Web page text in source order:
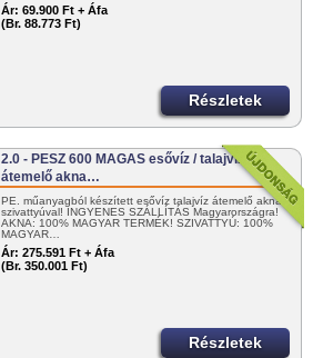
Ár: 69.900 Ft + Áfa
(Br. 88.773 Ft)
Részletek
2.0 - PESZ 600 MAGAS esővíz / talajvíz
átemelő akna…
PE. műanyagból készített esővíz talajvíz átemelő akna
szivattyúval! INGYENES SZÁLLÍTÁS Magyarországra!
AKNA: 100% MAGYAR TERMÉK! SZIVATTYÚ: 100%
MAGYAR…
Ár: 275.591 Ft + Áfa
(Br. 350.001 Ft)
Részletek